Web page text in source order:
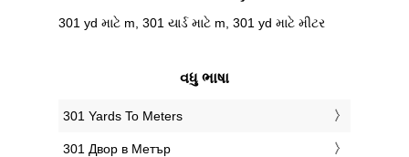
301 yd માટે m, 301 યાર્ડ માટે m, 301 yd માટે મીટર
વધુ ભાષા
‎301 Yards To Meters
‎301 Двор в Метър